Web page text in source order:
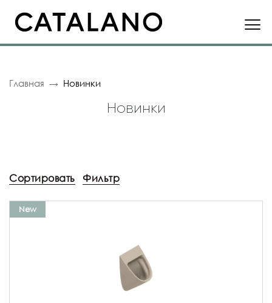
Главная Новинки
Новинки
Сортировать Фильтр
New